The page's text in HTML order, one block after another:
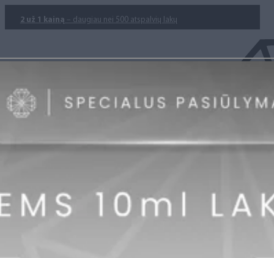
2 už 1 kainą – daugiau nei 500 atspalvių lakų